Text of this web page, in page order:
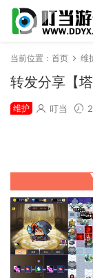
当前位置： 首页 维
转发分享【
维护 叮当